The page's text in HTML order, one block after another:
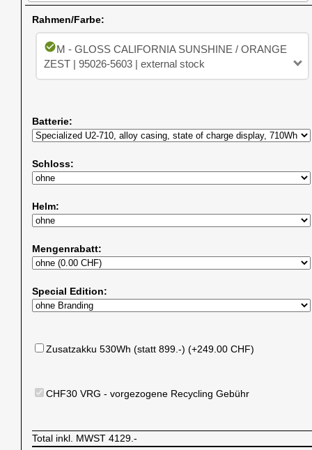
Rahmen/Farbe:
check_circleM - GLOSS CALIFORNIA SUNSHINE / ORANGE
ZEST | 95026-5603 | external stock
Batterie:
Schloss:
Helm:
Mengenrabatt:
Special Edition:
Zusatzakku 530Wh (statt 899.-) (+249.00 CHF)
CHF30 VRG - vorgezogene Recycling Gebühr
Total inkl. MWST 4129.-